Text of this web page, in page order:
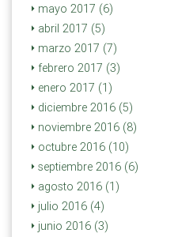
mayo 2017 (6)
abril 2017 (5)
marzo 2017 (7)
febrero 2017 (3)
enero 2017 (1)
diciembre 2016 (5)
noviembre 2016 (8)
octubre 2016 (10)
septiembre 2016 (6)
agosto 2016 (1)
julio 2016 (4)
junio 2016 (3)